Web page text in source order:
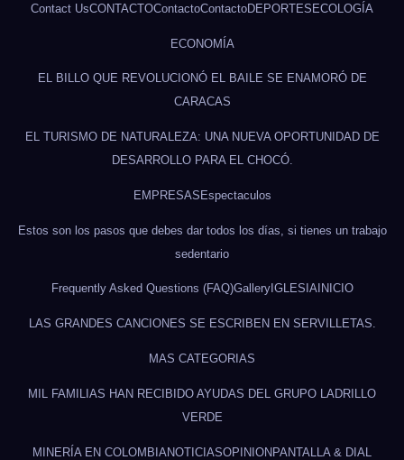
Contact UsCONTACTOContactoContactoDEPORTES ECOLOGÍA
ECONOMÍA
EL BILLO QUE REVOLUCIONÓ EL BAILE SE ENAMORÓ DE
CARACAS
EL TURISMO DE NATURALEZA: UNA NUEVA OPORTUNIDAD DE
DESARROLLO PARA EL CHOCÓ.
EMPRESAS Espectaculos
Estos son los pasos que debes dar todos los días, si tienes un trabajo
sedentario
Frequently Asked Questions (FAQ)GalleryIGLESIAINICIO
LAS GRANDES CANCIONES SE ESCRIBEN EN SERVILLETAS.
MAS CATEGORIAS
MIL FAMILIAS HAN RECIBIDO AYUDAS DEL GRUPO LADRILLO
VERDE
MINERÍA EN COLOMBIANOTICIASOPINIONPANTALLA & DIAL